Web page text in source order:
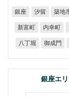
銀座 汐留 築地
新富町 内幸町
八丁堀 御成門
銀座エ